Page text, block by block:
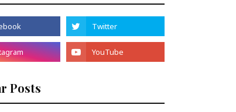
Posts